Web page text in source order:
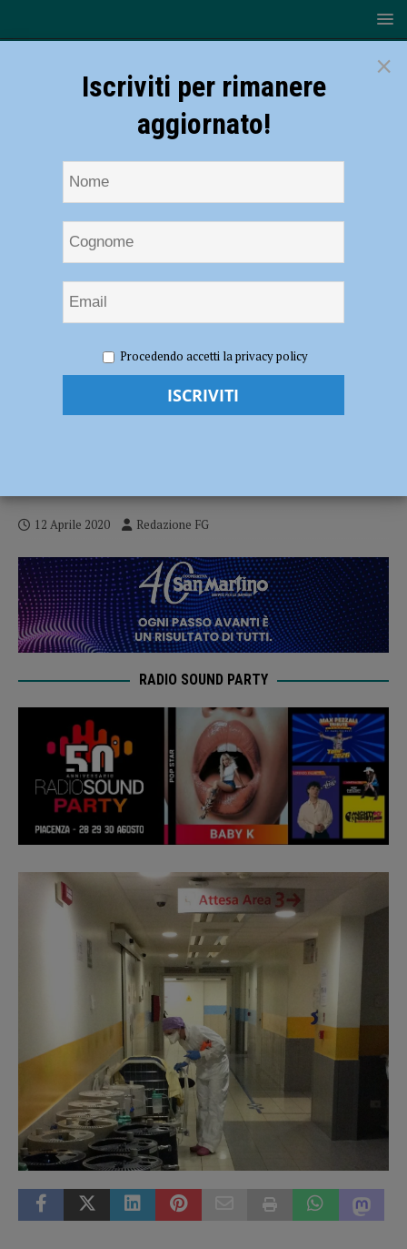
Coronavirus, 11 decessi e ancora 37 nuovi contagi nel Piacentino: 710
vittime e 3100 pazienti da inizio emergenza
Coronavirus, 11 decessi e ancora 37
12 Aprile 2020 Redazione FG
RADIO SOUND PARTY
×
Iscriviti per rimanere
aggiornato!
Procedendo accetti la privacy policy